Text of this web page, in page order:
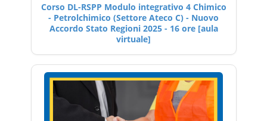
Corso DL-RSPP Modulo integrativo 4 Chimico
- Petrolchimico (Settore Ateco C) - Nuovo
Accordo Stato Regioni 2025 - 16 ore [aula
virtuale]